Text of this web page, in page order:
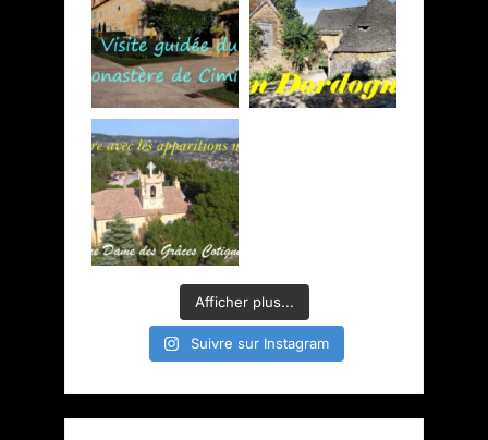
Afficher plus...
Suivre sur Instagram